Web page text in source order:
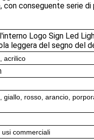
conseguente serie di
Logo Sign Led
leggera del segno del
acrilico
giallo, rosso, arancio,
usi commerciali